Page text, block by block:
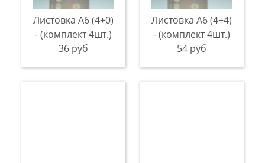
Листовка А6 (4+0)
- (комплект 4шт.)
36 руб
Листовка А6 (4+4)
- (комплект 4шт.)
54 руб